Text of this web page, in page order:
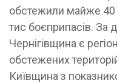
обстежили майже 40
тис боєприпасів. За
Чернігівщина є
обстежених
Київщина з